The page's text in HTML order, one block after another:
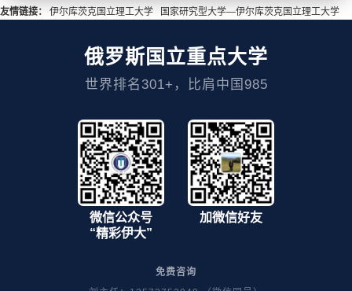
友情链接： 伊尔库茨克国立理工大学 国家研究型大学—伊尔库茨克国立理工大学
俄罗斯国立重点大学
世界排名301+，比肩中国985
微信公众号
“精彩伊大”
加微信好友
免费咨询